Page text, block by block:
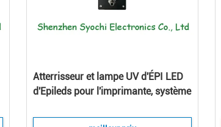
Atterrisseur et lampe UV d'ÉPI LED
d'Epileds pour l'imprimante, système
ozone